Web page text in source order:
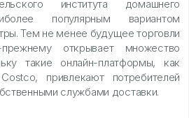
института домашнего
популярным вариантом
Тем не менее будущее торговли
открывает множество
такие онлайн-платформы, как
привлекают потребителей
службами доставки.